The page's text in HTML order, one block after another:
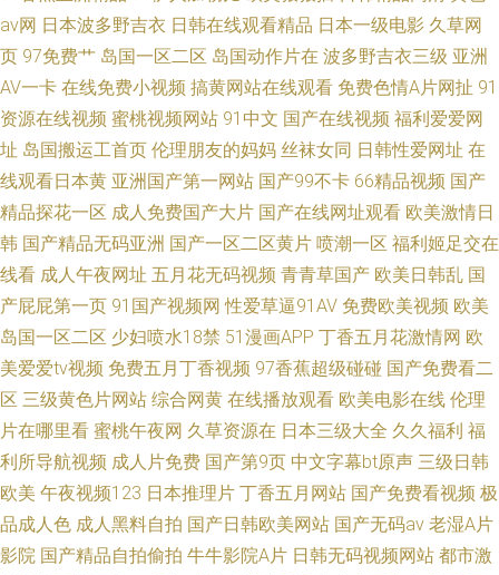
av网 日本波多野吉衣 日韩在线观看精品 日本一级电影 久草网
页 97免费艹 岛国一区二区 岛国动作片在 波多野吉衣三级 亚洲
AV一卡 在线免费小视频 搞黄网站在线观看 免费色情A片网扯 91
资源在线视频 蜜桃视频网站 91中文 国产在线视频 福利爱爱网
址 岛国搬运工首页 伦理朋友的妈妈 丝袜女同 日韩性爱网址 在
线观看日本黄 亚洲国产第一网站 国产99不卡 66精品视频 国产
精品探花一区 成人免费国产大片 国产在线网址观看 欧美激情日
韩 国产精品无码亚洲 国产一区二区黄片 喷潮一区 福利姬足交在
线看 成人午夜网址 五月花无码视频 青青草国产 欧美日韩乱 国
产屁屁第一页 91国产视频网 性爱草逼91AV 免费欧美视频 欧美
岛国一区二区 少妇喷水18禁 51漫画APP 丁香五月花激情网 欧
美爱爱tv视频 免费五月丁香视频 97香蕉超级碰碰 国产免费看二
区 三级黄色片网站 综合网黄 在线播放观看 欧美电影在线 伦理
片在哪里看 蜜桃午夜网 久草资源在 日本三级大全 久久福利 福
利所导航视频 成人片免费 国产第9页 中文字幕bt原声 三级日韩
欧美 午夜视频123 日本推理片 丁香五月网站 国产免费看视频 极
品成人色 成人黑料自拍 国产日韩欧美网站 国产无码av 老湿A片
影院 国产精品自拍偷拍 牛牛影院A片 日韩无码视频网站 都市激